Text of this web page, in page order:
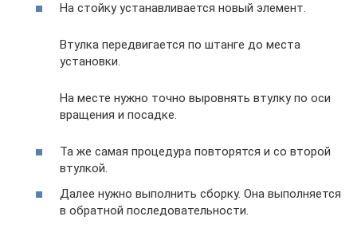
На стойку устанавливается новый элемент.
Втулка передвигается по штанге до места
установки.
На месте нужно точно выровнять втулку по оси
вращения и посадке.
Та же самая процедура повторятся и со второй
втулкой.
Далее нужно выполнить сборку. Она выполняется
в обратной последовательности.